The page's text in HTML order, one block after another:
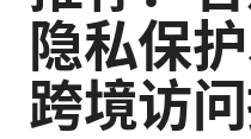
隐私保
跨境访